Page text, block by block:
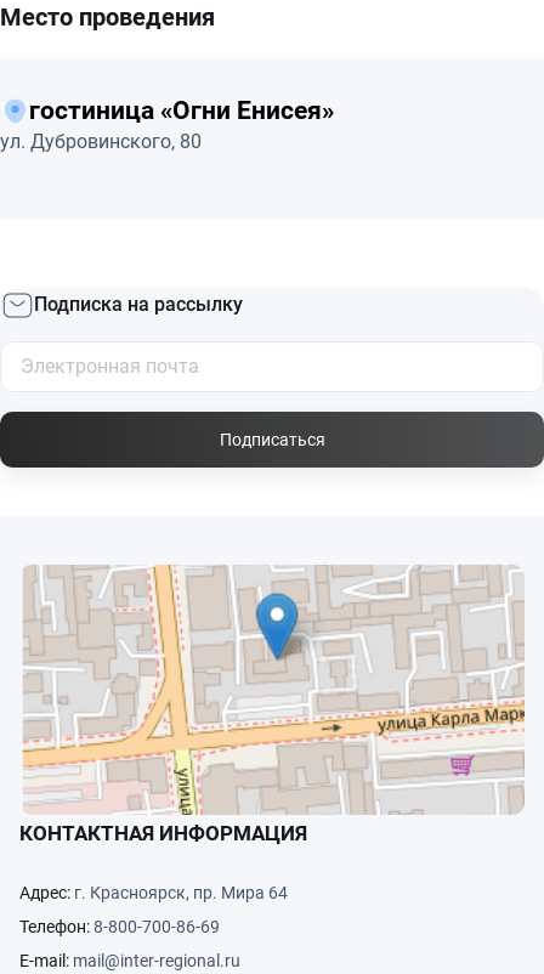
Место проведения
гостиница «Огни Енисея»
ул. Дубровинского, 80
Подписка на рассылку
Подписаться
КОНТАКТНАЯ ИНФОРМАЦИЯ
Адрес: г. Красноярск, пр. Мира 64
Телефон:8-800-700-86-69
E-mail: mail@inter-regional.ru